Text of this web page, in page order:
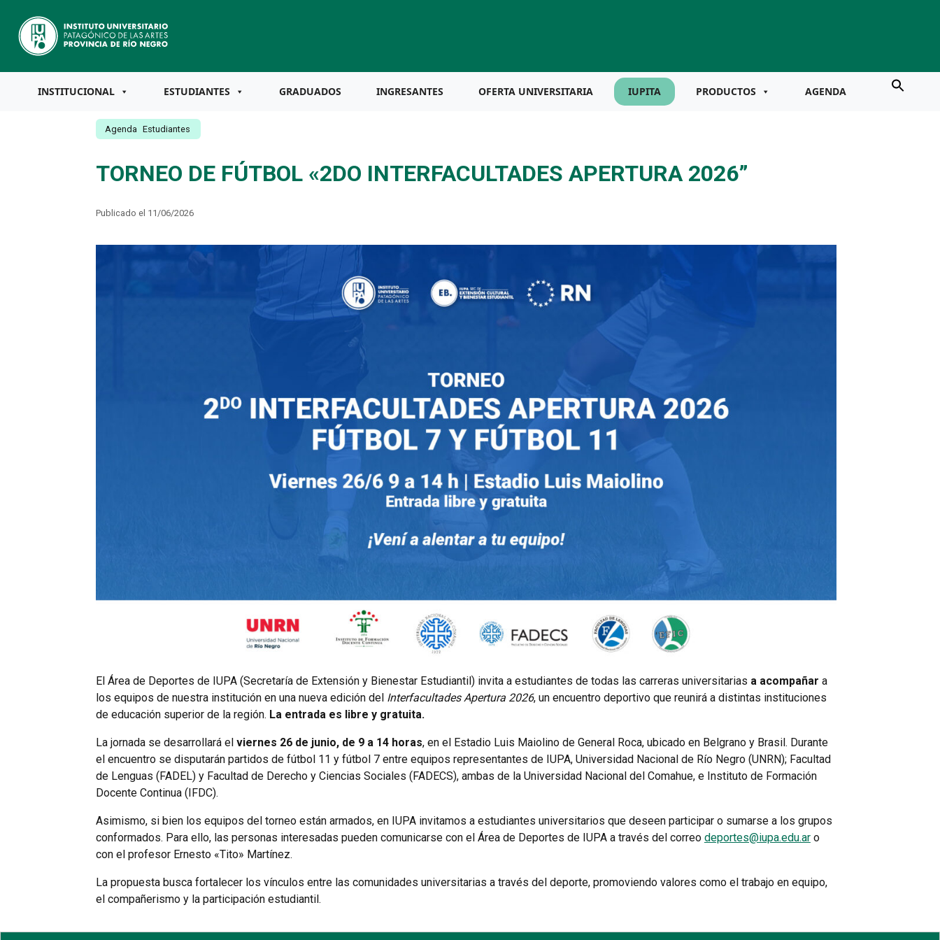
INSTITUCIONAL ESTUDIANTES GRADUADOS INGRESANTES OFERTA UNIVERSITARIA IUPITA PRODUCTOS AGENDA
Agenda Estudiantes
TORNEO DE FÚTBOL «2DO INTERFACULTADES APERTURA 2026”
Publicado el 11/06/2026
El Área de Deportes de IUPA (Secretaría de Extensión y Bienestar Estudiantil) invita a estudiantes de todas las carreras universitarias a acompañar a
los equipos de nuestra institución en una nueva edición del Interfacultades Apertura 2026, un encuentro deportivo que reunirá a distintas instituciones
de educación superior de la región. La entrada es libre y gratuita.
La jornada se desarrollará el viernes 26 de junio, de 9 a 14 horas, en el Estadio Luis Maiolino de General Roca, ubicado en Belgrano y Brasil. Durante
el encuentro se disputarán partidos de fútbol 11 y fútbol 7 entre equipos representantes de IUPA, Universidad Nacional de Río Negro (UNRN); Facultad
de Lenguas (FADEL) y Facultad de Derecho y Ciencias Sociales (FADECS), ambas de la Universidad Nacional del Comahue, e Instituto de Formación
Docente Continua (IFDC).
Asimismo, si bien los equipos del torneo están armados, en IUPA invitamos a estudiantes universitarios que deseen participar o sumarse a los grupos
conformados. Para ello, las personas interesadas pueden comunicarse con el Área de Deportes de IUPA a través del correo deportes@iupa.edu.aro
con el profesor Ernesto «Tito» Martínez.
La propuesta busca fortalecer los vínculos entre las comunidades universitarias a través del deporte, promoviendo valores como el trabajo en equipo,
el compañerismo y la participación estudiantil.